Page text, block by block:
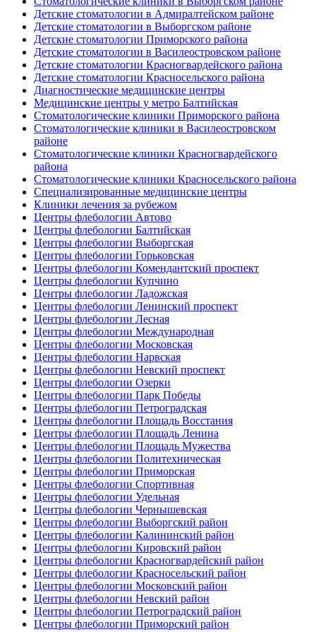
Детские стоматологии в Адмиралтейском районе
Детские стоматологии в Выборгском районе
Детские стоматологии Приморского района
Детские стоматологии в Василеостровском районе
Детские стоматологии Красногвардейского района
Детские стоматологии Красносельского района
Диагностические медицинские центры
Медицинские центры у метро Балтийская
Стоматологические клиники Приморского района
Стоматологические клиники в Василеостровском
районе
Стоматологические клиники Красногвардейского
района
Стоматологические клиники Красносельского района
Специализированные медицинские центры
Клиники лечения за рубежом
Центры флебологии Автово
Центры флебологии Балтийская
Центры флебологии Выборгская
Центры флебологии Горьковская
Центры флебологии Комендантский проспект
Центры флебологии Купчино
Центры флебологии Ладожская
Центры флебологии Ленинский проспект
Центры флебологии Лесная
Центры флебологии Международная
Центры флебологии Московская
Центры флебологии Нарвская
Центры флебологии Невский проспект
Центры флебологии Озерки
Центры флебологии Парк Победы
Центры флебологии Петроградская
Центры флебологии Площадь Восстания
Центры флебологии Площадь Ленина
Центры флебологии Площадь Мужества
Центры флебологии Политехническая
Центры флебологии Приморская
Центры флебологии Спортивная
Центры флебологии Удельная
Центры флебологии Чернышевская
Центры флебологии Выборгский район
Центры флебологии Калининский район
Центры флебологии Кировский район
Центры флебологии Красногвардейский район
Центры флебологии Красносельский район
Центры флебологии Московский район
Центры флебологии Невский район
Центры флебологии Петроградский район
Центры флебологии Приморский район